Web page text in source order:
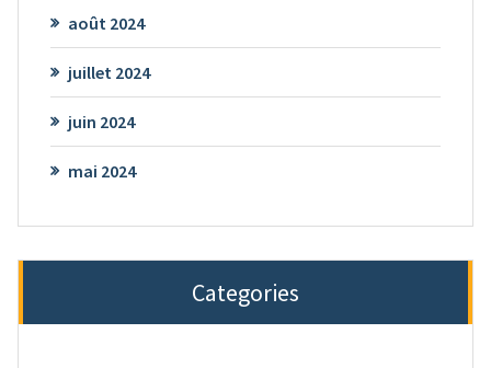
août 2024
juillet 2024
juin 2024
mai 2024
Categories